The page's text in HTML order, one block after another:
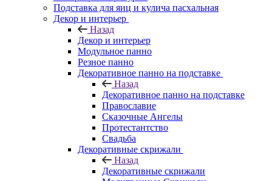
Подставка для яиц и кулича пасхальная
Декор и интерьер
Назад
Декор и интерьер
Модульное панно
Резное панно
Декоративное панно на подставке
Назад
Декоративное панно на подставке
Православие
Сказочные Ангелы
Протестантство
Свадьба
Декоративные скрижали
Назад
Декоративные скрижали